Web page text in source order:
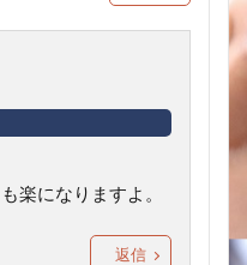
楽になりますよ。
返信